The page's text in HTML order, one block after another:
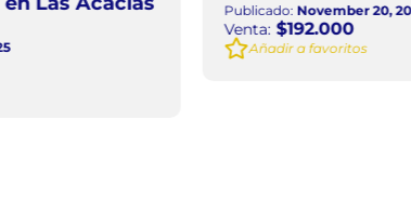
Publicado:November 20, 2025